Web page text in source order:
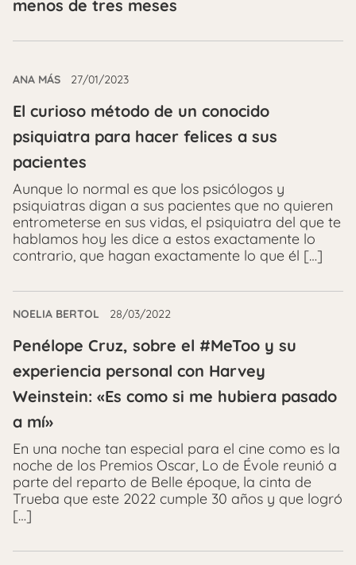
menos de tres meses
ANA MÁS 27/01/2023
El curioso método de un conocido
psiquiatra para hacer felices a sus
pacientes
Aunque lo normal es que los psicólogos y
psiquiatras digan a sus pacientes que no quieren
entrometerse en sus vidas, el psiquiatra del que te
hablamos hoy les dice a estos exactamente lo
contrario, que hagan exactamente lo que él […]
NOELIA BERTOL 28/03/2022
Penélope Cruz, sobre el #MeToo y su
experiencia personal con Harvey
Weinstein: «Es como si me hubiera pasado
a mí»
En una noche tan especial para el cine como es la
noche de los Premios Oscar, Lo de Évole reunió a
parte del reparto de Belle époque, la cinta de
Trueba que este 2022 cumple 30 años y que logró
[…]